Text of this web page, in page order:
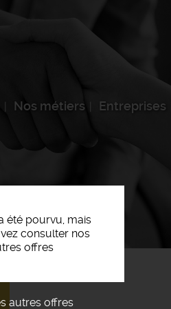
Nos métiers Entreprises
été pourvu, mais
consulter nos
offres
autres offres